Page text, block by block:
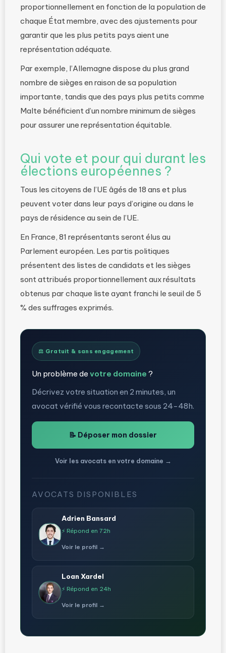
proportionnellement en fonction de la population de
chaque État membre, avec des ajustements pour
garantir que les plus petits pays aient une
représentation adéquate.
Par exemple, l’Allemagne dispose du plus grand
nombre de sièges en raison de sa population
importante, tandis que des pays plus petits comme
Malte bénéficient d’un nombre minimum de sièges
pour assurer une représentation équitable.
Qui vote et pour qui durant les
élections européennes ?
Tous les citoyens de l’UE âgés de 18 ans et plus
peuvent voter dans leur pays d’origine ou dans le
pays de résidence au sein de l’UE.
En France, 81 représentants seront élus au
Parlement européen. Les partis politiques
présentent des listes de candidats et les sièges
sont attribués proportionnellement aux résultats
obtenus par chaque liste ayant franchi le seuil de 5
% des suffrages exprimés.
⚖️ Gratuit & sans engagement
Un problème de votre domaine ?
Décrivez votre situation en 2 minutes, un
avocat vérifié vous recontacte sous 24-48h.
📝 Déposer mon dossier
Voir les avocats en votre domaine →
AVOCATS DISPONIBLES
Adrien Bansard
⚡ Répond en 72h
Voir le profil →
Loan Xardel
⚡ Répond en 24h
Voir le profil →